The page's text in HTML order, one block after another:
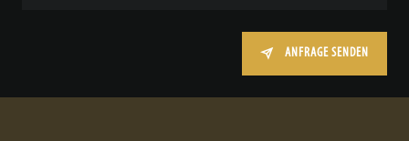
ANFRAGE SENDEN